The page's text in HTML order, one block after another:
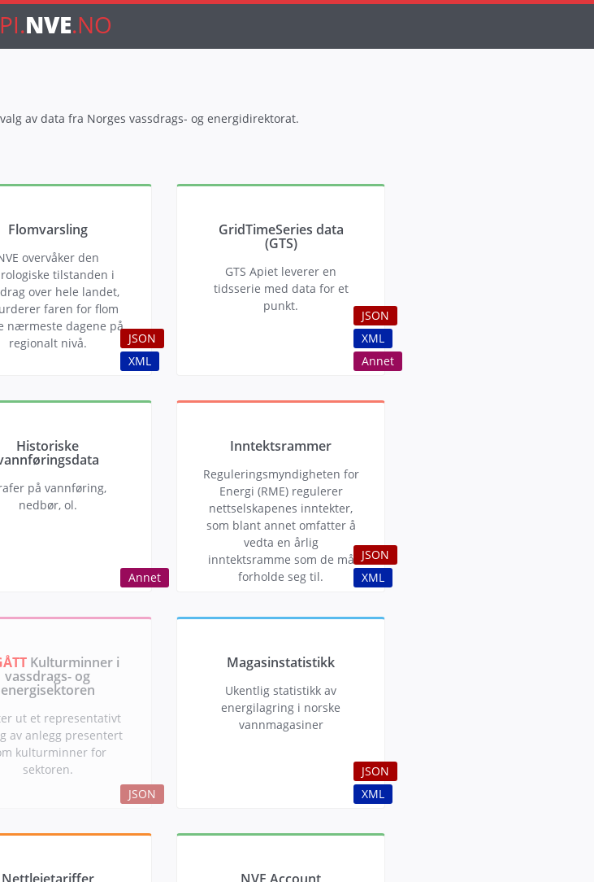
NVE.NO
av data fra Norges vassdrags- og energidirektorat.
JSON
XML
Flomvarsling
overvåker den
tilstanden i
over hele landet,
faren for flom
nærmeste dagene på
regionalt nivå.
JSON
XML
Annet
GridTimeSeries data
(GTS)
GTS Apiet leverer en
tidsserie med data for et
punkt.
Annet
Historiske
på vannføring,
nedbør, ol.
JSON
XML
Inntektsrammer
Reguleringsmyndigheten for
Energi (RME) regulerer
nettselskapenes inntekter,
som blant annet omfatter å
vedta en årlig
inntektsramme som de må
forholde seg til.
JSON
Kulturminner i
vassdrags- og
energisektoren
ut et representativt
av anlegg presentert
kulturminner for
sektoren.
JSON
XML
Magasinstatistikk
Ukentlig statistikk av
energilagring i norske
vannmagasiner